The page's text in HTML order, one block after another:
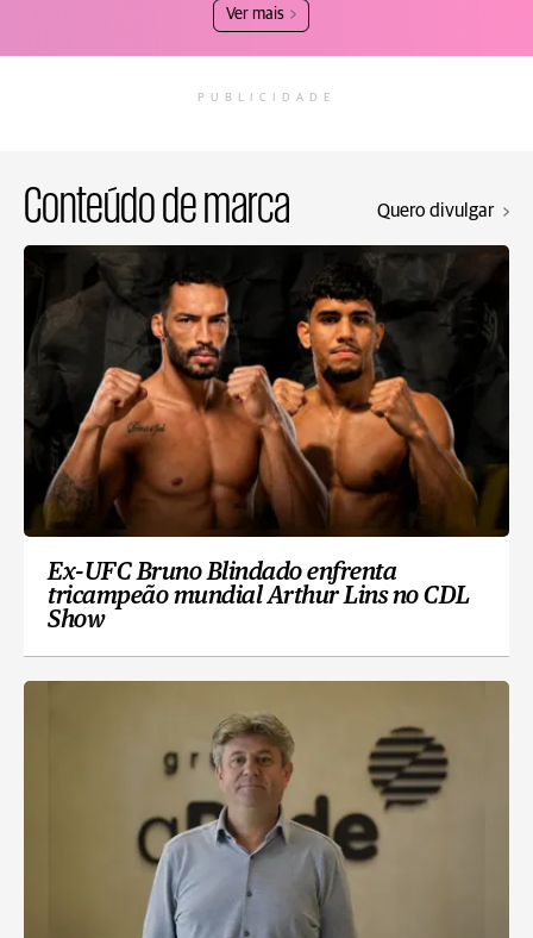
Ver mais
PUBLICIDADE
Conteúdo de marca Quero divulgar
Ex-UFC Bruno Blindado enfrenta
tricampeão mundial Arthur Lins no CDL
Show